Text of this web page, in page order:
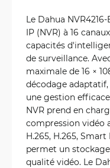
Le Dahua
IP (NVR) à 16
capacités
de surveillance.
maximale de 16 ×
décodage
une gestion
NVR prend en
compression vidéo
H.265, H.265,
permet un
qualité vidéo. Le